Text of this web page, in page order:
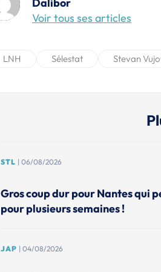
Voir tous ses articles
LNH Sélestat Stevan
STL | 06/08/2026
Gros coup dur pour Nantes qui
pour plusieurs semaines !
JAP | 04/08/2026